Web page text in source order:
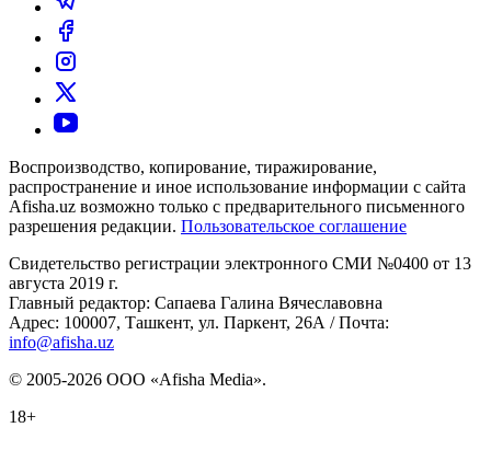
Воспроизводство, копирование, тиражирование,
распространение и иное использование информации с сайта
Afisha.uz возможно только с предварительного письменного
разрешения редакции. Пользовательское соглашение
Свидетельство регистрации электронного СМИ №0400 от 13
августа 2019 г.
Главный редактор: Сапаева Галина Вячеславовна
Адрес: 100007, Ташкент, ул. Паркент, 26А / Почта:
info@afisha.uz
© 2005-2026 ООО «Afisha Media».
18+